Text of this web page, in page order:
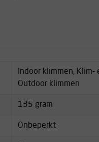
Indoor klimmen, Klim-
Outdoor klimmen
135 gram
Onbeperkt